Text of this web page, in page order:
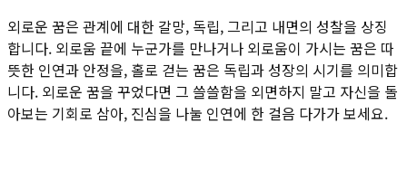
외로운 꿈은 관계에 대한 갈망, 독립, 그리고 내면의 성찰을 상징
합니다. 외로움 끝에 누군가를 만나거나 외로움이 가시는 꿈은 따
뜻한 인연과 안정을, 홀로 걷는 꿈은 독립과 성장의 시기를 의미합
니다. 외로운 꿈을 꾸었다면 그 쓸쓸함을 외면하지 말고 자신을 돌
아보는 기회로 삼아, 진심을 나눌 인연에 한 걸음 다가가 보세요.